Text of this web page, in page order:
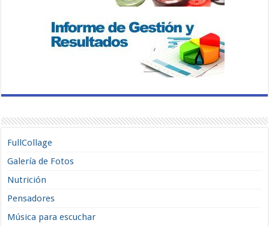
FullCollage
Galería de Fotos
Nutrición
Pensadores
Música para escuchar